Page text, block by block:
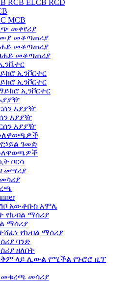
RCB ELCB RCD
MCB
መቀየሪያ
መቆጣጠሪያ
መቆጣጠሪያ
መቆጣጠሪያ
ኢንቮርተር
ኢንቮርተር
ኢንቮርተር
አያያዥ
አያያዥ
አያያዥ
ገመድ
ቦርሳ
መሣሪያ
አውቶቡስ አሞሌ
የኬብል ማሰሪያ
ማሰሪያ
የኬብል ማሰሪያ
ባንድ
ዘለበት
ላይ ሊውል የሚችል የጉሮሮ ዚፕ
መቁረጫ መሳሪያ